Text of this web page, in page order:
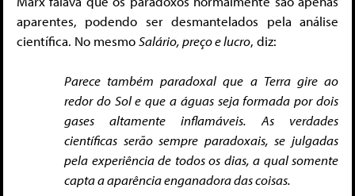
aparentes, podendo ser desmantelados pela análise
científica. No mesmoSalário, preço e lucro, diz:
Parece também paradoxal que a Terra gire ao
redor do Sol e que a águas seja formada por dois
gases altamente inflamáveis. As verdades
científicas serão sempre paradoxais, se julgadas
pela experiência de todos os dias, a qual somente
capta a aparência enganadora das coisas.